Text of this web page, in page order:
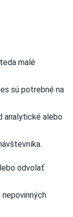
malé
sú potrebné na
analytické alebo
odvolať